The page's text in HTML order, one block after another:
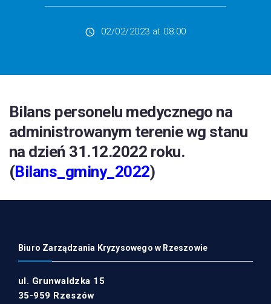
Obronność
02/02/2023 at 08:00
Bilans personelu medycznego na
administrowanym terenie wg stanu
na dzień 31.12.2022 roku.
(Bilans_gminy_2022)
Biuro Zarządzania Kryzysowego w Rzeszowie
ul. Grunwaldzka 15
35-959 Rzeszów